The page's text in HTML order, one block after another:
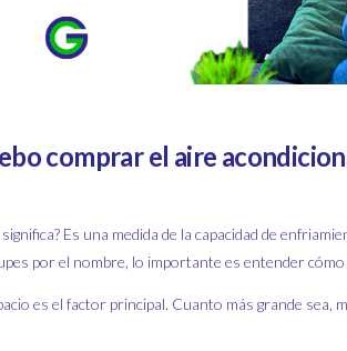
comprar el aire
Es una medida de la capacidad de
por el nombre, lo importante es entender cómo
es el factor principal. Cuanto más grande sea,